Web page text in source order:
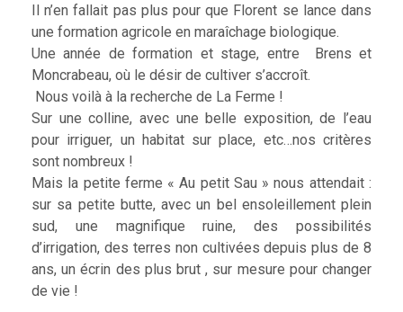
Il n’en fallait pas plus pour que Florent se lance dans
une formation agricole en maraîchage biologique.
Une année de formation et stage, entre Brens et
Moncrabeau, où le désir de cultiver s’accroît.
Nous voilà à la recherche de La Ferme !
Sur une colline, avec une belle exposition, de l’eau
pour irriguer, un habitat sur place, etc…nos critères
sont nombreux !
Mais la petite ferme « Au petit Sau » nous attendait :
sur sa petite butte, avec un bel ensoleillement plein
sud, une magnifique ruine, des possibilités
d’irrigation, des terres non cultivées depuis plus de 8
ans, un écrin des plus brut , sur mesure pour changer
de vie !